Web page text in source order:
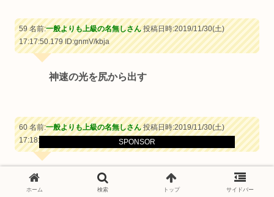
SPONSOR
59 名前:一般よりも上級の名無しさん投稿日時:2019/11/30(土)
17:17:50.179ID:gnmV/kbja
神速の光を尻から出す
60 名前:一般よりも上級の名無しさん投稿日時:2019/11/30(土)
17:18:13.524
ホーム 検索 トップ サイドバー